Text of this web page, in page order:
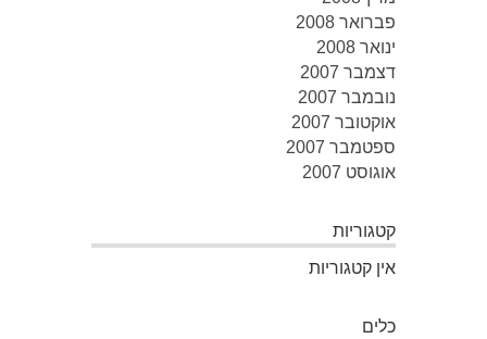
פברואר 2008
ינואר 2008
דצמבר 2007
נובמבר 2007
אוקטובר 2007
ספטמבר 2007
אוגוסט 2007
קטגוריות
אין קטגוריות
כלים